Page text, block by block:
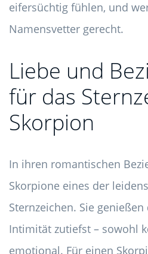
eifersüchtig fühlen, und
Namensvetter gerecht.
Liebe und
für das
Skorpion
In ihren romantischen
Skorpione eines der
Sternzeichen. Sie
Intimität zutiefst – sowohl
emotional. Für einen